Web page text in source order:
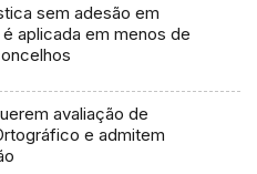
sem adesão em
é aplicada em menos de
avaliação de
e admitem